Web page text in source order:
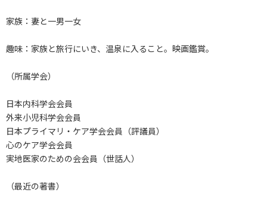
家族：妻と一男一女
趣味：家族と旅行にいき、温泉に入ること。映画鑑賞。
（所属学会）
日本内科学会会員
外来小児科学会会員
日本プライマリ・ケア学会会員（評議員）
心のケア学会会員
実地医家のための会会員（世話人）
（最近の著書）